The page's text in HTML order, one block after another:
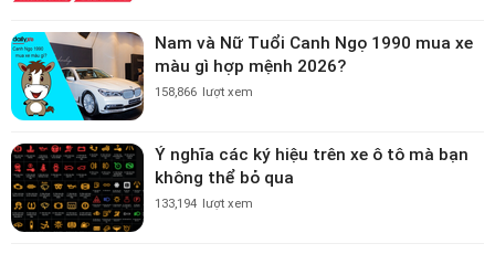
Nam và Nữ Tuổi Canh Ngọ 1990 mua xe
màu gì hợp mệnh 2026?
158,866 lượt xem
Ý nghĩa các ký hiệu trên xe ô tô mà bạn
không thể bỏ qua
133,194 lượt xem